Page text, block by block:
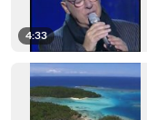
4:33